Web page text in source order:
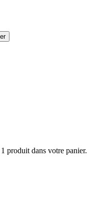
produit dans votre panier.